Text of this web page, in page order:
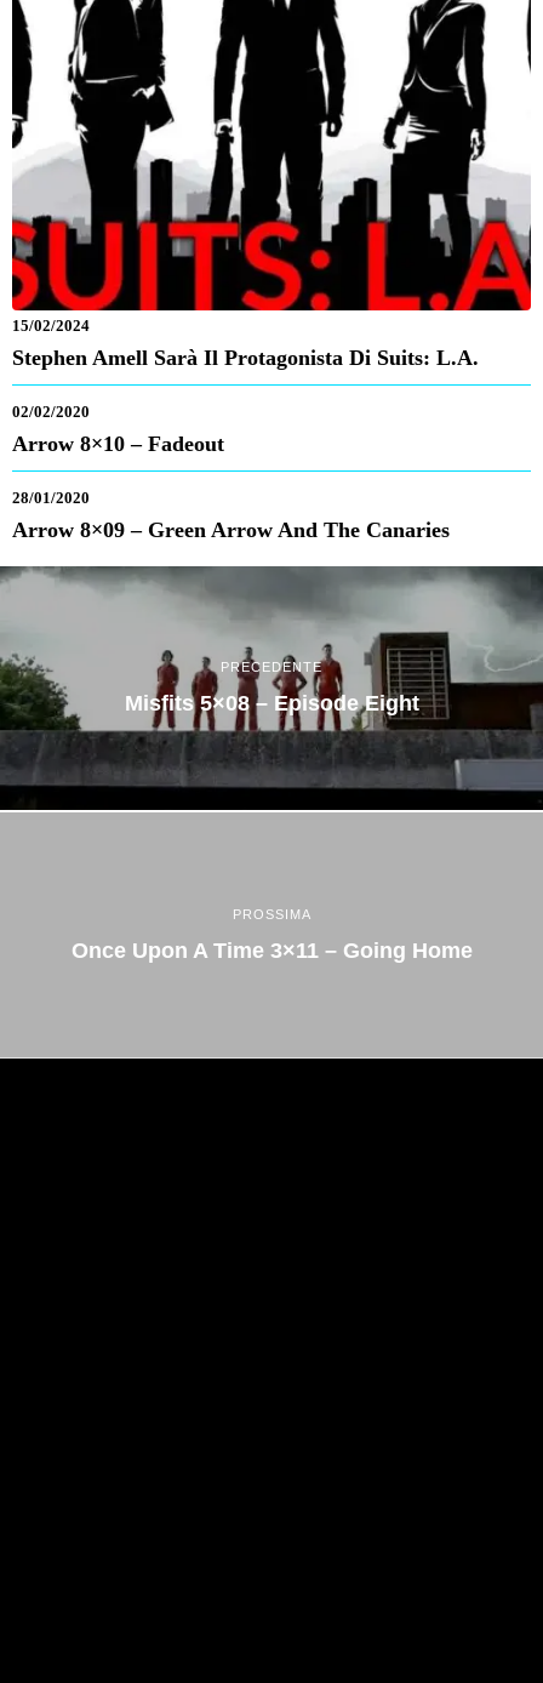
15/02/2024
Stephen Amell Sarà Il Protagonista Di Suits: L.A.
02/02/2020
Arrow 8×10 – Fadeout
28/01/2020
Arrow 8×09 – Green Arrow And The Canaries
PRECEDENTE
Misfits 5×08 – Episode Eight
PROSSIMA
Once Upon A Time 3×11 – Going Home